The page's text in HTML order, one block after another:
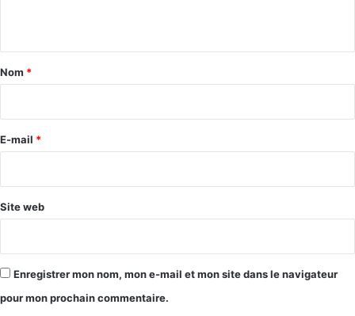
a
e
Nom *
E-mail *
Site web
Enregistrer mon nom, mon e-mail et mon site dans le navigateur
pour mon prochain commentaire.